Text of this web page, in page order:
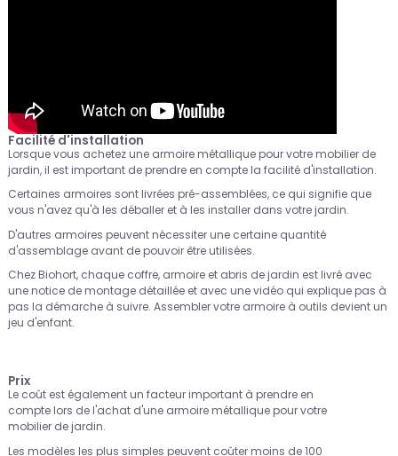
Facilité d'installation
Lorsque vous achetez une armoire métallique pour votre mobilier de
jardin, il est important de prendre en compte la facilité d'installation.
Certaines armoires sont livrées pré-assemblées, ce qui signifie que
vous n'avez qu'à les déballer et à les installer dans votre jardin.
D'autres armoires peuvent nécessiter une certaine quantité
d'assemblage avant de pouvoir être utilisées.
Chez Biohort, chaque coffre, armoire et abris de jardin est livré avec
une notice de montage détaillée et avec une vidéo qui explique pas à
pas la démarche à suivre. Assembler votre armoire à outils devient un
jeu d'enfant.
Prix
Le coût est également un facteur important à prendre en
compte lors de l'achat d'une armoire métallique pour votre
mobilier de jardin.
Les modèles les plus simples peuvent coûter moins de 100